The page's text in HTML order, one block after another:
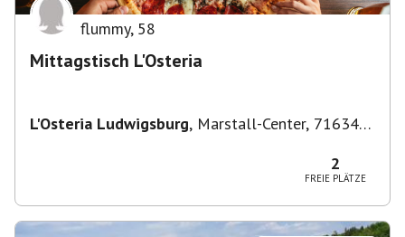
flummy, 58
Mittagstisch L'Osteria
L'Osteria Ludwigsburg, Marstall-Center, 71634
2
FREIE PLÄTZE